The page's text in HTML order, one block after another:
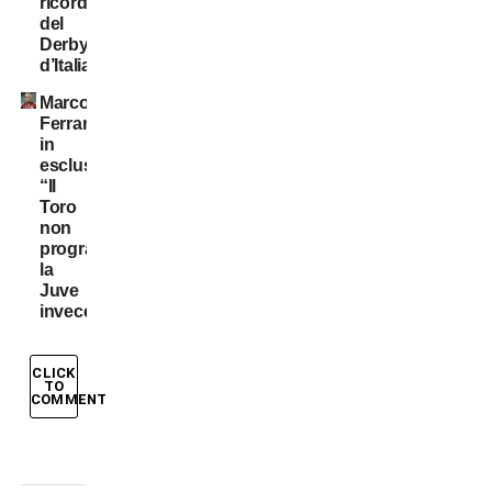
del
Derby
d’Italia
Marco
Ferrante
in
esclusiva:
“Il
Toro
non
programma,
la
Juve
invece…”
CLICK
TO
COMMENT